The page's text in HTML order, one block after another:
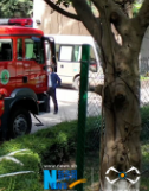
军事
政务
汽车
数字经济